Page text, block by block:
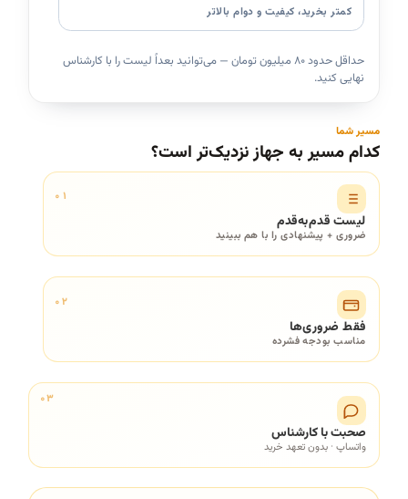
کمتر بخرید، کیفیت و دوام بالاتر
حداقل حدود ۸۰ میلیون تومان — می‌توانید بعداً لیست را با کارشناس
نهایی کنید.
مسیر شما
کدام مسیر به جهاز نزدیک‌تر است؟
لیست قدم‌به‌قدم
ضروری + پیشنهادی را با هم ببینید
فقط ضروری‌ها
مناسب بودجه فشرده
صحبت با کارشناس
واتساپ · بدون تعهد خرید